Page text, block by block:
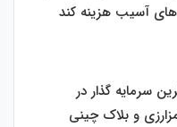
آسیب هزینه کند
سرمایه‌ گذار در
و بلاک چینی